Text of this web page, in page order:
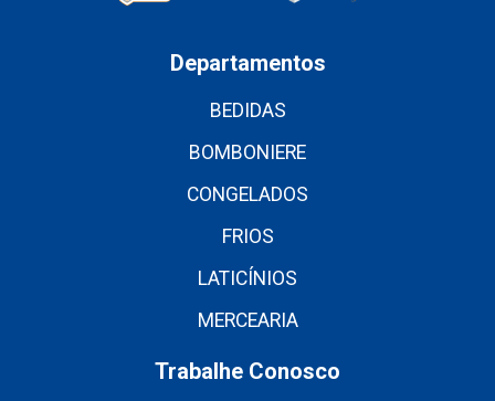
Departamentos
BEDIDAS
BOMBONIERE
CONGELADOS
FRIOS
LATICÍNIOS
MERCEARIA
Trabalhe Conosco